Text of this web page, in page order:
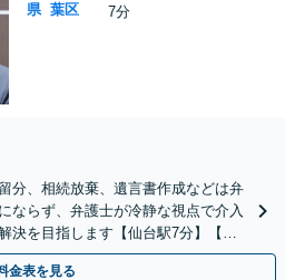
県 葉区
7分
分、相続放棄、遺言書作成などは弁
ならず、弁護士が冷静な視点で介入
決を目指します【仙台駅7分】【休
金表を見る